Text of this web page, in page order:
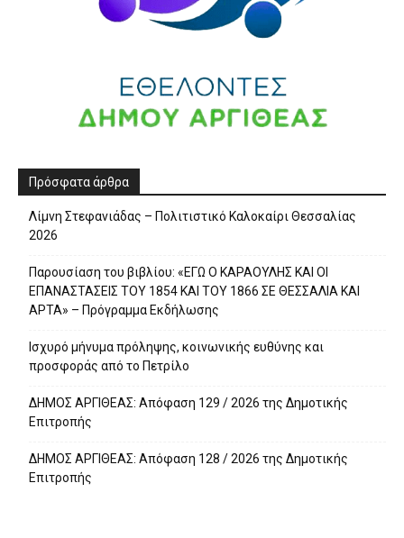
Πρόσφατα άρθρα
Λίμνη Στεφανιάδας – Πολιτιστικό Καλοκαίρι Θεσσαλίας
2026
Παρουσίαση του βιβλίου: «ΕΓΩ Ο ΚΑΡΑΟΥΛΗΣ ΚΑΙ ΟΙ
ΕΠΑΝΑΣΤΑΣΕΙΣ ΤΟΥ 1854 ΚΑΙ ΤΟΥ 1866 ΣΕ ΘΕΣΣΑΛΙΑ ΚΑΙ
ΑΡΤΑ» – Πρόγραμμα Εκδήλωσης
Ισχυρό μήνυμα πρόληψης, κοινωνικής ευθύνης και
προσφοράς από το Πετρίλο
ΔΗΜΟΣ ΑΡΓΙΘΕΑΣ: Απόφαση 129 / 2026 της Δημοτικής
Επιτροπής
ΔΗΜΟΣ ΑΡΓΙΘΕΑΣ: Απόφαση 128 / 2026 της Δημοτικής
Επιτροπής